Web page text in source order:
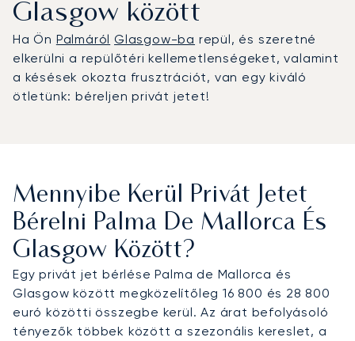
Glasgow között
Ha Ön Palmáról Glasgow-ba repül, és szeretné
elkerülni a repülőtéri kellemetlenségeket, valamint
a késések okozta frusztrációt, van egy kiváló
ötletünk: béreljen privát jetet!
Mennyibe Kerül Privát Jetet
Bérelni Palma De Mallorca És
Glasgow Között?
Egy privát jet bérlése Palma de Mallorca és
Glasgow között megközelítőleg 16 800 és 28 800
euró közötti összegbe kerül. Az árat befolyásoló
tényezők többek között a szezonális kereslet, a